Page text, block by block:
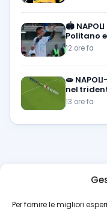
Per fornire le migliori
🏟️
Politano
12 ore fa
🧫
nel
13 ore fa
azzurrissimo